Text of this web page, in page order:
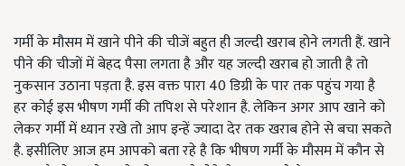
गर्मी के मौसम में खाने पीने की चीजें बहुत ही जल्दी खराब होने लगती हैं. खाने
पीने की चीजों में बेहद पैसा लगता है और यह जल्दी खराब हो जाती है तो
नुकसान उठाना पड़ता है. इस वक्त पारा 40 डिग्री के पार तक पहुंच गया है
हर कोई इस भीषण गर्मी की तपिश से परेशान है. लेकिन अगर आप खाने को
लेकर गर्मी में ध्यान रखे तो आप इन्हें ज्यादा देर तक खराब होने से बचा सकते
है. इसीलिए आज हम आपको बता रहे है कि भीषण गर्मी के मौसम में कौन से